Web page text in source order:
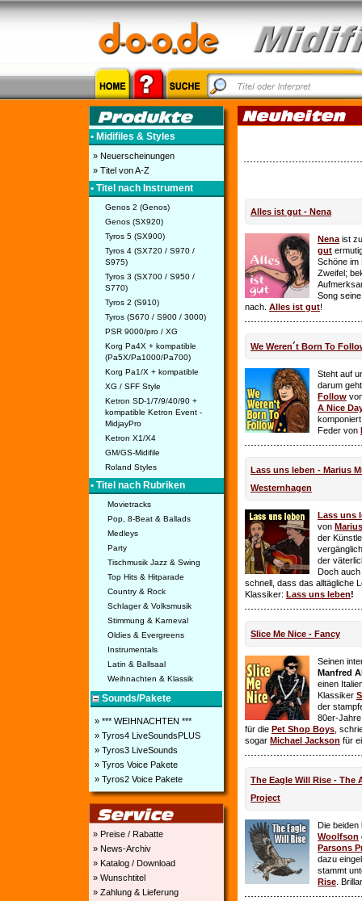
• Midifiles & Styles
» Neuerscheinungen
» Titel von A-Z
• Titel nach Instrument
Genos 2 (Genos)
Genos (SX920)
Tyros 5 (SX900)
Tyros 4 (SX720 / S970 /
S975)
Tyros 3 (SX700 / S950 /
S770)
Tyros 2 (S910)
Tyros (S670 / S900 / 3000)
PSR 9000/pro / XG
Korg Pa4X + kompatible
(Pa5X/Pa1000/Pa700)
Korg Pa1/X + kompatible
XG / SFF Style
Ketron SD-1/7/9/40/90 +
kompatible Ketron Event -
MidjayPro
Ketron X1/X4
GM/GS-Midifile
Roland Styles
• Titel nach Rubriken
Movietracks
Pop, 8-Beat & Ballads
Medleys
Party
Tischmusik Jazz & Swing
Top Hits & Hitparade
Country & Rock
Schlager & Volksmusik
Stimmung & Karneval
Oldies & Evergreens
Instrumentals
Latin & Ballsaal
Weihnachten & Klassik
Sounds/Pakete
» *** WEIHNACHTEN ***
» Tyros4 LiveSoundsPLUS
» Tyros3 LiveSounds
» Tyros Voice Pakete
» Tyros2 Voice Pakete
» Preise / Rabatte
» News-Archiv
» Katalog / Download
» Wunschtitel
» Zahlung & Lieferung
Alles ist gut - Nena
Nena ist
gut
Schöne im
Zweifel;
Song
nach. Alles ist gut!
We Weren´t Born To
Steht auf
darum
Follow
A Nice
Feder von
Lass uns leben - Marius
Westernhagen
Lass uns
von
der
der
Doch auch
schnell, dass das alltägliche
Klassiker: Lass uns leben!
Slice Me Nice - Fancy
Seinen
Manfred
einen
Klassiker
der
80er-
für die Pet Shop Boys ,
sogar Michael Jackson für
The Eagle Will Rise - The
Project
Die beiden
Woolfson
Parsons
dazu
stammt
Rise .